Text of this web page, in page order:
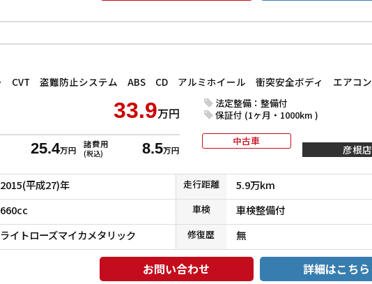
33.9万円
25.4万円
諸費用
(税込) 8.5万円
法定整備：整備付
保証付 (1ヶ月・1000km )
中古車
彦根店
2015(平成27)年 走行距離 5.9万km
660cc 車検 車検整備付
ライトローズマイカメタリック 修復歴 無
お問い合わせ 詳細はこちら